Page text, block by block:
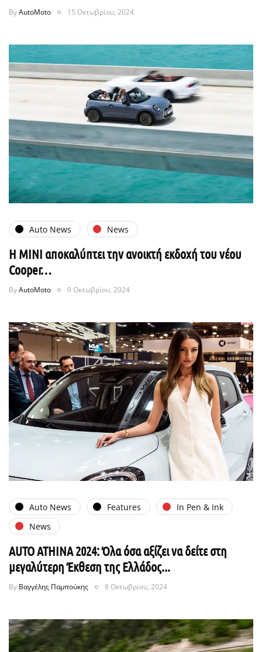
ByAutoMoto 15 Οκτωβρίου, 2024
Auto News News
H MINI αποκαλύπτει την ανοικτή εκδοχή του νέου
Cooper…
ByAutoMoto 9 Οκτωβρίου, 2024
Auto News Features
In Pen & Ink
News
AUTO ATHINA 2024: Όλα όσα αξίζει να δείτε στη
μεγαλύτερη Έκθεση της Ελλάδος...
By Βαγγέλης Παμπούκης 8 Οκτωβρίου, 2024